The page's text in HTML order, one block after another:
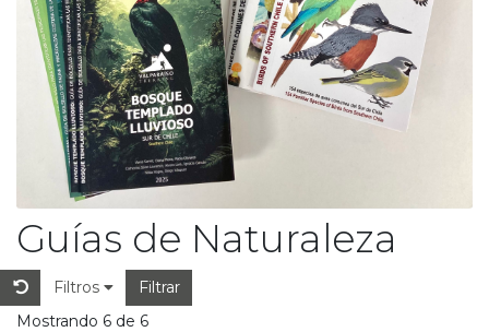
Guías de Naturaleza
Filtros
Filtrar
Mostrando 6 de 6